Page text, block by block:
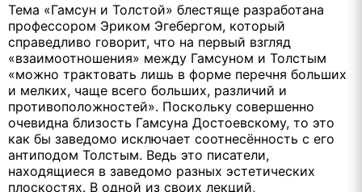
Тема «Гамсун и Толстой» блестяще разработана
профессором Эриком Эгебергом, который
справедливо говорит, что на первый взгляд
«взаимоотношения» между Гамсуном и Толстым
«можно трактовать лишь в форме перечня больших
и мелких, чаще всего больших, различий и
противоположностей». Поскольку совершенно
очевидна близость Гамсуна Достоевскому, то это
как бы заведомо исключает соотнесённость с его
антиподом Толстым. Ведь это писатели,
находящиеся в заведомо разных эстетических
плоскостях. В одной из своих лекций,